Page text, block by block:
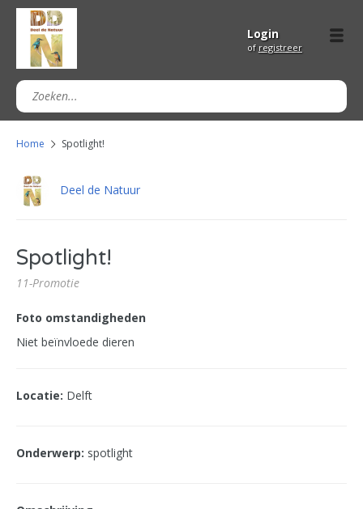
Login
of registreer
Home Spotlight!
Deel de Natuur
Spotlight!
11-Promotie
Foto omstandigheden
Niet beïnvloede dieren
Locatie: Delft
Onderwerp: spotlight